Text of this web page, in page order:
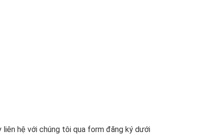
liên hệ với chúng tôi qua form đăng ký dưới